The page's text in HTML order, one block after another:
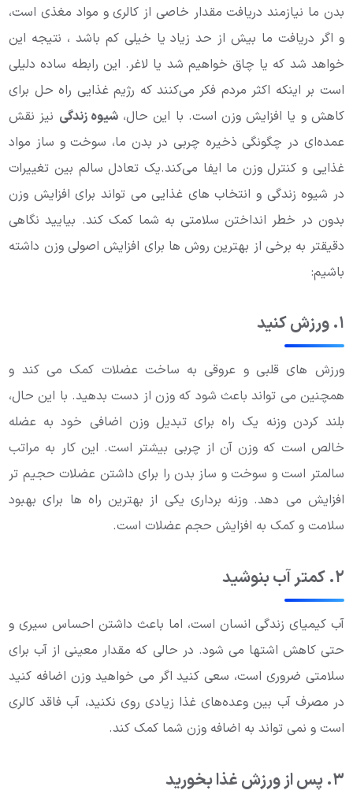
بدن ما نیازمند دریافت مقدار خاصی از کالری و مواد مغذی است،
و اگر دریافت ما بیش از حد زیاد یا خیلی کم باشد ، نتیجه این
خواهد شد که یا چاق خواهیم شد یا لاغر. این رابطه ساده دلیلی
است بر اینکه اکثر مردم فکر می‌کنند که رژیم غذایی راه حل برای
کاهش و یا افزایش وزن است. با این حال،شیوه زندگی نیز نقش
عمده‌ای در چگونگی ذخیره چربی در بدن ما، سوخت و ساز مواد
غذایی و کنترل وزن ما ایفا می‌کند.یک تعادل سالم بین تغییرات
در شیوه زندگی و انتخاب های غذایی می تواند برای افزایش وزن
بدون در خطر انداختن سلامتی به شما کمک کند. بیایید نگاهی
دقیقتر به برخی از بهترین روش ها برای افزایش اصولی وزن داشته
باشیم:
۱. ورزش کنید
ورزش های قلبی و عروقی به ساخت عضلات کمک می کند و
همچنین می تواند باعث شود که وزن از دست بدهید. با این حال،
بلند کردن وزنه یک راه برای تبدیل وزن اضافی خود به عضله
خالص است که وزن آن از چربی بیشتر است. این کار به مراتب
سالمتر است و سوخت و ساز بدن را برای داشتن عضلات حجیم تر
افزایش می دهد. وزنه برداری یکی از بهترین راه ها برای بهبود
سلامت و کمک به افزایش حجم عضلات است.
۲. کمتر آب بنوشید
آب کیمیای زندگی انسان است، اما باعث داشتن احساس سیری و
حتی کاهش اشتها می شود. در حالی که مقدار معینی از آب برای
سلامتی ضروری است، سعی کنید اگر می خواهید وزن اضافه کنید
در مصرف آب بین وعده‌های غذا زیادی روی نکنید، آب فاقد کالری
است و نمی تواند به اضافه وزن شما کمک کند.
۳. پس از ورزش غذا بخورید